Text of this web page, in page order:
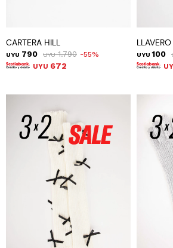
CARTERA HILL
UYU 790 UYU 1.790 55
UYU 672
UYU 100